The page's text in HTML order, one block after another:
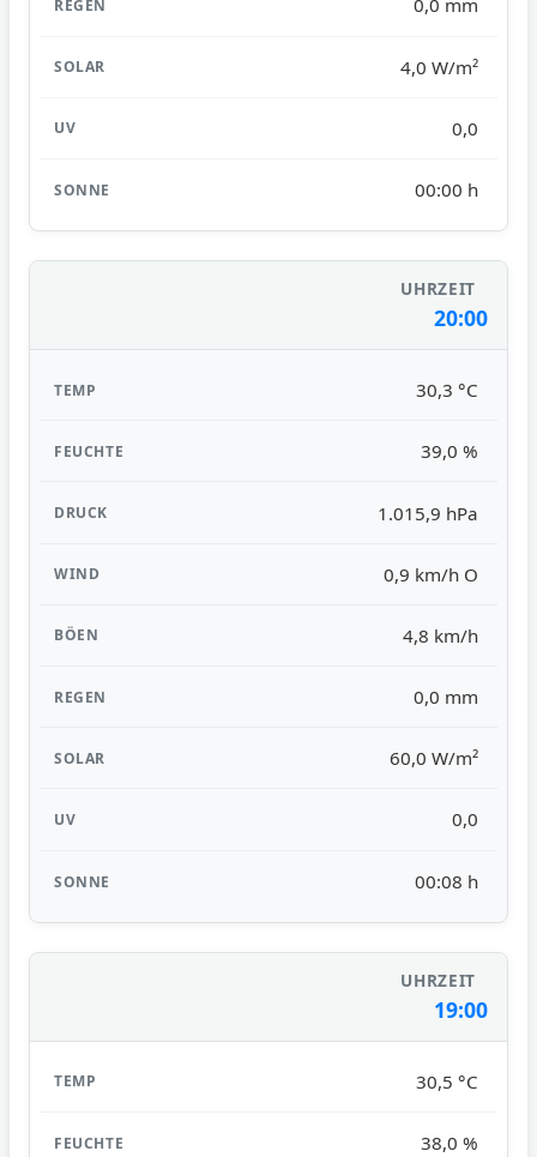
0,0 mm
4,0 W/m²
0,0
00:00 h
20:00
30,3 °C
39,0 %
1.015,9 hPa
0,9 km/h O
4,8 km/h
0,0 mm
60,0 W/m²
0,0
00:08 h
19:00
30,5 °C
38,0 %